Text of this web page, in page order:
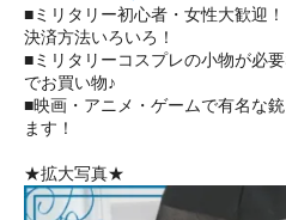
■ミリタリー初心者・女性大歓
決済方法いろいろ！
■ミリタリーコスプレの小物が必
でお買い物♪
■映画・アニメ・ゲームで有名な
ます！
★拡大写真★